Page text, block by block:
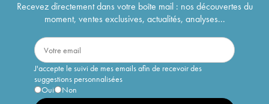
Recevez directement dans votre boîte mail : nos découvertes du
moment, ventes exclusives, actualités, analyses...
J'accepte le suivi de mes emails afin de recevoir des
suggestions personnalisées
Oui
Non